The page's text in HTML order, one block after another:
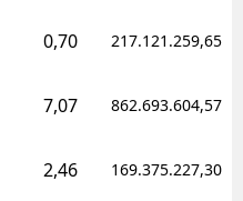
0,70 217.121.259,65
7,07 862.693.604,57
2,46 169.375.227,30